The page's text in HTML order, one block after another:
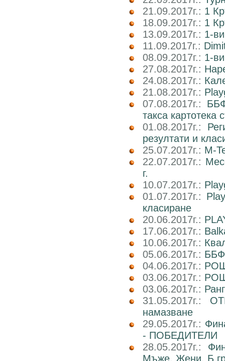
21.09.2017г.: 1
18.09.2017г.: 1
13.09.2017г.: 1-
11.09.2017г.:
08.09.2017г.: 1-
27.08.2017г.:
24.08.2017г.:
21.08.2017г.:
07.08.2017г.:
такса картотека
01.08.2017г.:
резултати и
25.07.2017г.: M-
22.07.2017г.:
г.
10.07.2017г.:
01.07.2017г.:
класиране
20.06.2017г.:
17.06.2017г.:
10.06.2017г.:
05.06.2017г.: ББФ
04.06.2017г.:
03.06.2017г.:
03.06.2017г.:
31.05.2017г.:
намазване
29.05.2017г.:
- ПОБЕДИТЕЛИ
28.05.2017г.:
Мъже, Жени, Б